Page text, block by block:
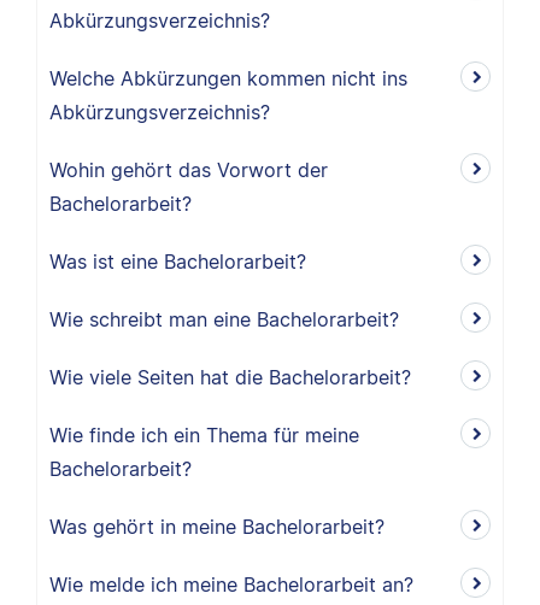
Abkürzungsverzeichnis?
Welche Abkürzungen kommen nicht ins
Abkürzungsverzeichnis?
Wohin gehört das Vorwort der
Bachelorarbeit?
Was ist eine Bachelorarbeit?
Wie schreibt man eine Bachelorarbeit?
Wie viele Seiten hat die Bachelorarbeit?
Wie finde ich ein Thema für meine
Bachelorarbeit?
Was gehört in meine Bachelorarbeit?
Wie melde ich meine Bachelorarbeit an?